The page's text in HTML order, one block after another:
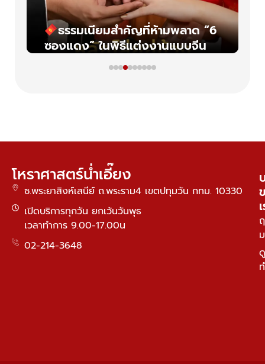
ธรรมเนียมสำคัญที่ห้ามพลาด “6
ซองแดง” ในพิธีแต่งงานแบบจีน
โหราศาสตร์น่ำเอี๊ยง
ซ.พระยาสิงห์เสนีย์ ถ.พระราม4 เขตปทุมวัน กทม. 10330
เปิดบริการทุกวัน ยกเว้นวันพุธ
เวลาทำการ 9.00-17.00น
02-214-3648